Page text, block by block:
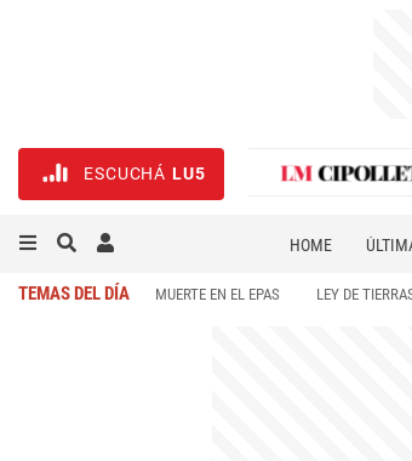
ESCUCHÁ LU5
HOME
TEMAS DEL DÍA MUERTE EN EL EPAS LEY DE